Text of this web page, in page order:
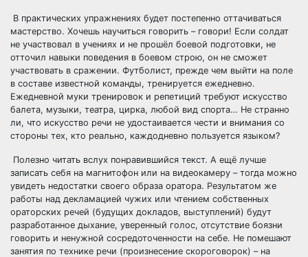
В практических упражнениях будет постепенно оттачиваться
мастерство. Хочешь научиться говорить – говори! Если солдат
не участвовал в учениях и не прошёл боевой подготовки, не
отточил навыки поведения в боевом строю, он не сможет
участвовать в сражении. Футболист, прежде чем выйти на поле
в составе известной команды, тренируется ежедневно.
Ежедневной муки тренировок и репетиций требуют искусство
балета, музыки, театра, цирка, любой вид спорта… Не странно
ли, что искусство речи не удостаивается чести и внимания со
стороны тех, кто реально, каждодневно пользуется языком?
Полезно читать вслух понравившийся текст. А ещё лучше
записать себя на магнитофон или на видеокамеру – тогда можно
увидеть недостатки своего образа оратора. Результатом же
работы над декламацией чужих или чтением собственных
ораторских речей (будущих докладов, выступлений) будут
разработанное дыхание, уверенный голос, отсутствие боязни
говорить и ненужной сосредоточенности на себе. Не помешают
занятия по технике речи (произнесение скороговорок) – на